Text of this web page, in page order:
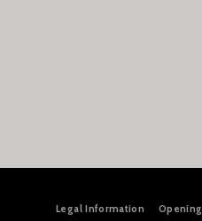
Legal Information Opening